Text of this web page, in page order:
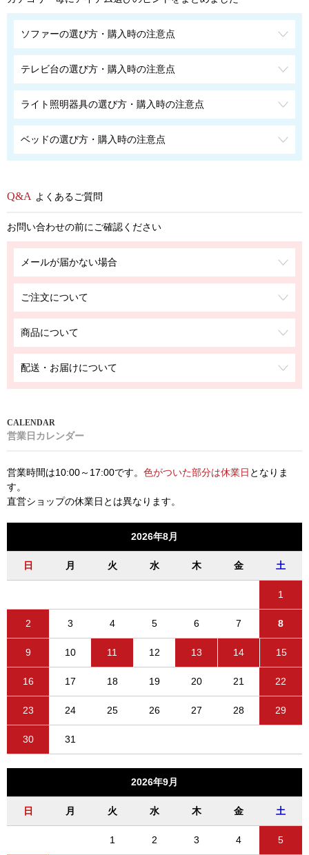
ソファーの選び方・購入時の注意点
テレビ台の選び方・購入時の注意点
ライト照明器具の選び方・購入時の注意点
ベッドの選び方・購入時の注意点
よくあるご質問
お問い合わせの前にご確認ください
メールが届かない場合
ご注文について
商品について
配送・お届けについて
営業日カレンダー
営業時間は10:00～17:00です。 色がついた部分は休業日 となりま
す。
直営ショップの休業日とは異なります。
2026年8月
日 月 火 水 木 金 土
1
2 3 4 5 6 7 8
9 10 11 12 13 14 15
16 17 18 19 20 21 22
23 24 25 26 27 28 29
30 31
2026年9月
日 月 火 水 木 金 土
1 2 3 4 5